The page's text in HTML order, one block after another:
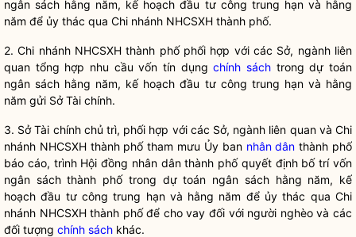
ngân sách hằng năm, kế hoạch đầu tư công trung hạn và hằng
năm để ủy thác qua Chi nhánh NHCSXH thành phố.
2. Chi nhánh NHCSXH thành phố phối hợp với các Sở, ngành liên
quan tổng hợp nhu cầu vốn tín dụngchính sách trong dự toán
ngân sách hằng năm, kế hoạch đầu tư công trung hạn và hằng
năm gửi Sở Tài chính.
3. Sở Tài chính chủ trì, phối hợp với các Sở, ngành liên quan và Chi
nhánh NHCSXH thành phố tham mưu Ủy ban nhân dân thành phố
báo cáo, trình Hội đồng nhân dânthành phố quyết định bố trí vốn
ngân sách thành phố trong dự toán ngân sách hằng năm, kế
hoạch đầu tư công trung hạn và hằng năm để ủy thác qua Chi
nhánh NHCSXH thành phố để cho vay đối với người nghèo và các
đối tượng chính sách khác.